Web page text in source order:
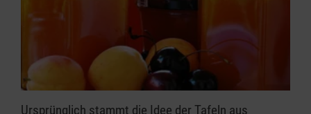
Ursprünglich stammt die Idee der Tafeln aus